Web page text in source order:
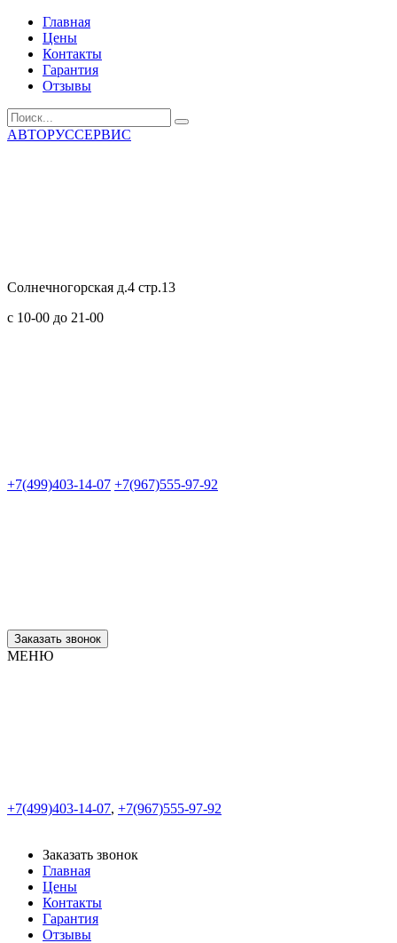
Главная
Цены
Контакты
Гарантия
Отзывы
АВТОРУССЕРВИС
Солнечногорская д.4 стр.13
с 10-00 до 21-00
+7(499)403-14-07 +7(967)555-97-92
Заказать звонок
МЕНЮ
+7(499)403-14-07, +7(967)555-97-92
Заказать звонок
Главная
Цены
Контакты
Гарантия
Отзывы